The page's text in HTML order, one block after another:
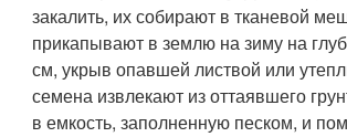
закалить, их собирают в тканевой
прикапывают в землю на зиму на
см, укрыв опавшей листвой или
семена извлекают из оттаявшего
в емкость, заполненную песком, и